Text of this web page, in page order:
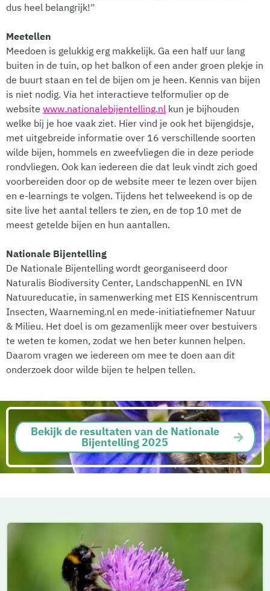
dus heel belangrijk!”
Meetellen
Meedoen is gelukkig erg makkelijk. Ga een half uur lang
buiten in de tuin, op het balkon of een ander groen plekje in
de buurt staan en tel de bijen om je heen. Kennis van bijen
is niet nodig. Via het interactieve telformulier op de
website www.nationalebijentelling.nl kun je bijhouden
welke bij je hoe vaak ziet. Hier vind je ook het bijengidsje,
met uitgebreide informatie over 16 verschillende soorten
wilde bijen, hommels en zweefvliegen die in deze periode
rondvliegen. Ook kan iedereen die dat leuk vindt zich goed
voorbereiden door op de website meer te lezen over bijen
en e-learnings te volgen. Tijdens het telweekend is op de
site live het aantal tellers te zien, en de top 10 met de
meest getelde bijen en hun aantallen.
Nationale Bijentelling
De Nationale Bijentelling wordt georganiseerd door
Naturalis Biodiversity Center, LandschappenNL en IVN
Natuureducatie, in samenwerking met EIS Kenniscentrum
Insecten, Waarneming.nl en mede-initiatiefnemer Natuur
& Milieu. Het doel is om gezamenlijk meer over bestuivers
te weten te komen, zodat we hen beter kunnen helpen.
Daarom vragen we iedereen om mee te doen aan dit
onderzoek door wilde bijen te helpen tellen.
Bekijk de resultaten van de Nationale
Bijentelling 2025